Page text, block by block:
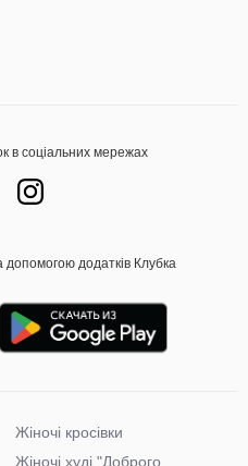
в соціальних мережах
допомогою додатків Клубка
Жіночі кросівки
Жіночі худі "Доброго